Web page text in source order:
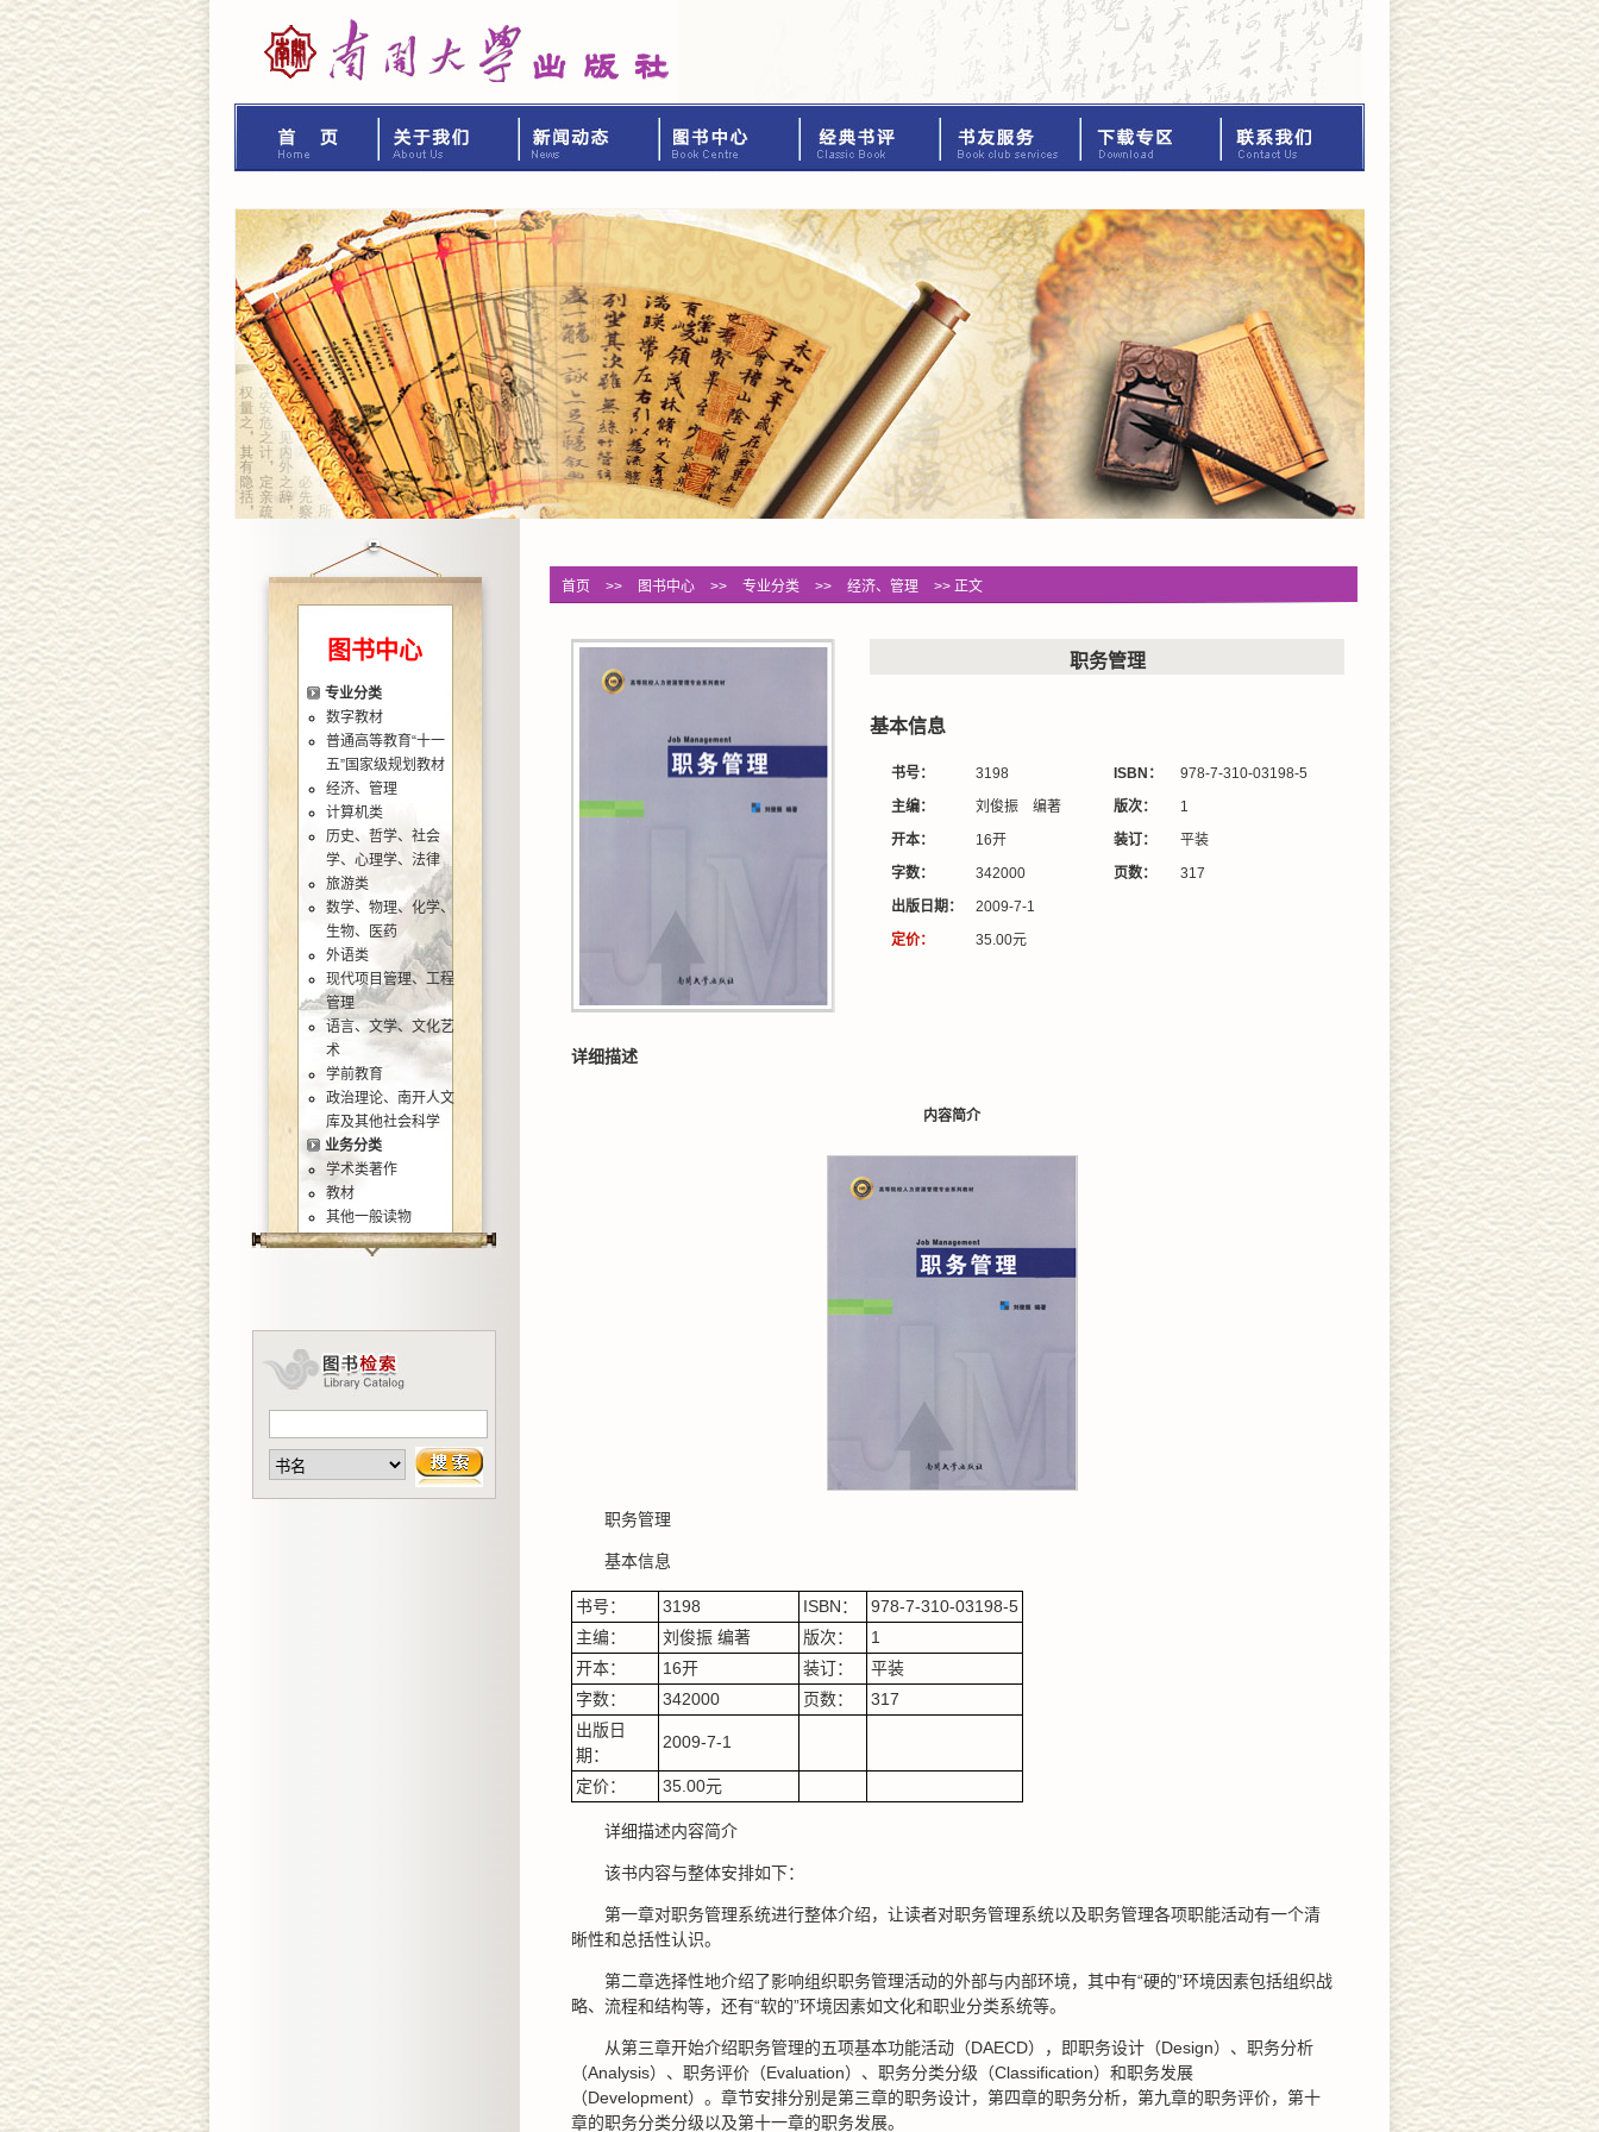
图书中心
专业分类
数字教材
普通高等教育“十一
五”国家级规划教材
经济、管理
计算机类
历史、哲学、社会
学、心理学、法律
旅游类
数学、物理、化学、
生物、医药
外语类
现代项目管理、工程
管理
语言、文学、文化艺
术
学前教育
政治理论、南开人文
库及其他社会科学
业务分类
学术类著作
教材
其他一般读物
首页 >> 图书中心 >> 专业分类 >> 经济、管理 >> 正文
职务管理
基本信息
书号： 3198 ISBN：
978-7-310-03198-5
主编：
刘俊振 编著 版次：
1
开本：
16开 装订：
平装
字数：
342000 页数：
317
出版日期：
2009-7-1
定价：
35.00元
详细描述
内容简介
职务管理
基本信息
书号： 3198 ISBN：
978-7-310-03198-5
主编：
刘俊振 编著 版次：
1
开本：
16开 装订：
平装
字数：
342000 页数：
317
出版日
期：
2009-7-1
定价： 35.00元
详细描述内容简介
该书内容与整体安排如下：
第一章对职务管理系统进行整体介绍，让读者对职务管理系统以及职务管理各项职能活动有一个清
晰性和总括性认识。
第二章选择性地介绍了影响组织职务管理活动的外部与内部环境，其中有“硬的”环境因素包括组织战
略、流程和结构等，还有“软的”环境因素如文化和职业分类系统等。
从第三章开始介绍职务管理的五项基本功能活动（DAECD），即职务设计（Design）、职务分析
（Analysis）、职务评价（Evaluation）、职务分类分级（Classification）和职务发展
（Development）。章节安排分别是第三章的职务设计，第四章的职务分析，第九章的职务评价，第十
章的职务分类分级以及第十一章的职务发展。